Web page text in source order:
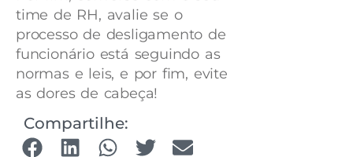
time de RH, avalie se o
processo de desligamento de
funcionário está seguindo as
normas e leis, e por fim, evite
as dores de cabeça!
Compartilhe: